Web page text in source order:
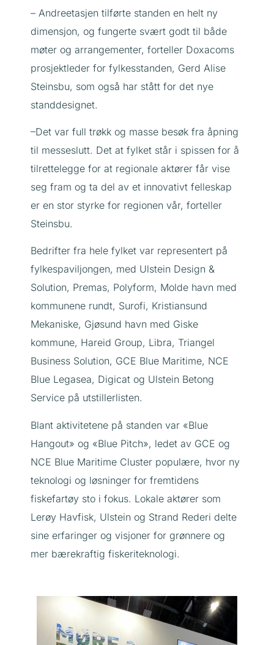
– Andreetasjen tilførte standen en helt ny
dimensjon, og fungerte svært godt til både
møter og arrangementer, forteller Doxacoms
prosjektleder for fylkesstanden, Gerd Alise
Steinsbu, som også har stått for det nye
standdesignet.
–Det var full trøkk og masse besøk fra åpning
til messeslutt. Det at fylket står i spissen for å
tilrettelegge for at regionale aktører får vise
seg fram og ta del av et innovativt felleskap
er en stor styrke for regionen vår, forteller
Steinsbu.
Bedrifter fra hele fylket var representert på
fylkespaviljongen, med Ulstein Design &
Solution, Premas, Polyform, Molde havn med
kommunene rundt, Surofi, Kristiansund
Mekaniske, Gjøsund havn med Giske
kommune, Hareid Group, Libra, Triangel
Business Solution, GCE Blue Maritime, NCE
Blue Legasea, Digicat og Ulstein Betong
Service på utstillerlisten.
Blant aktivitetene på standen var «Blue
Hangout» og «Blue Pitch», ledet av GCE og
NCE Blue Maritime Cluster populære, hvor ny
teknologi og løsninger for fremtidens
fiskefartøy sto i fokus. Lokale aktører som
Lerøy Havfisk, Ulstein og Strand Rederi delte
sine erfaringer og visjoner for grønnere og
mer bærekraftig fiskeriteknologi.